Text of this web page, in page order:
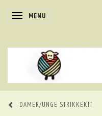
SKIFTE NAVIGATION
MENU
DAMER/UNGE STRIKKEKIT